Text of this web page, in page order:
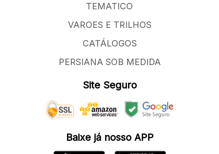
TEMATICO
VAROES E TRILHOS
CATÁLOGOS
PERSIANA SOB MEDIDA
Site Seguro
Baixe já nosso APP